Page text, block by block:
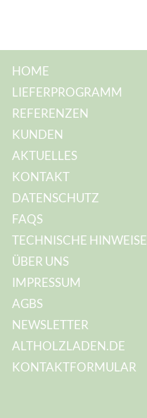
HOME
LIEFERPROGRAMM
REFERENZEN
KUNDEN
AKTUELLES
KONTAKT
DATENSCHUTZ
FAQS
TECHNISCHE HINWEISE
ÜBER UNS
IMPRESSUM
AGBS
NEWSLETTER
ALTHOLZLADEN.DE
KONTAKTFORMULAR